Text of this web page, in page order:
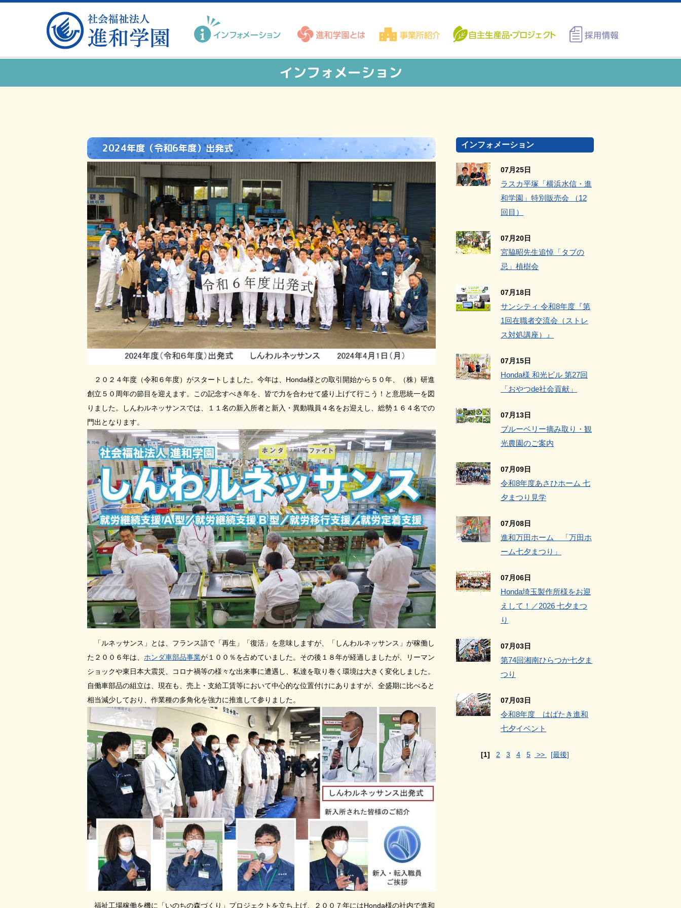
インフォメーション
2024年度（令和6年度）出発式
２０２４年度（令和６年度）がスタートしました。今年は、Honda様との取引開始から５０年、（株）研進
創立５０周年の節目を迎えます。この記念すべき年を、皆で力を合わせて盛り上げて行こう！と意思統一を図
りました。しんわルネッサンスでは、１１名の新入所者と新入・異動職員４名をお迎えし、総勢１６４名での
門出となります。
「ルネッサンス」とは、フランス語で「再生」「復活」を意味しますが、「しんわルネッサンス」が稼働し
た２００６年は、 ホンダ車部品事業が１００％を占めていました。その後１８年が経過しましたが、リーマン
ショックや東日本大震災、コロナ禍等の様々な出来事に遭遇し、私達を取り巻く環境は大きく変化しました。
自働車部品の組立は、現在も、売上・支給工賃等において中心的な位置付けにありますが、全盛期に比べると
相当減少しており、作業種の多角化を強力に推進して参りました。
福祉工場稼働を機に「いのちの森づくり」プロジェクトを立ち上げ、２００７年にはHonda様の社内で進和
インフォメーション
07月25日
ラスカ平塚「横浜水信・進
和学園」特別販売会 （12
回目）
07月20日
宮脇昭先生追悼「タブの
忌」植樹会
07月18日
サンシティ 令和8年度『第
1回在職者交流会（ストレ
ス対処講座）』
07月15日
Honda様 和光ビル 第27回
「おやつde社会貢献」
07月13日
ブルーベリー摘み取り・観
光農園のご案内
07月09日
令和8年度あさひホーム 七
夕まつり見学
07月08日
進和万田ホーム 「万田ホ
ーム七夕まつり」
07月06日
Honda埼玉製作所様をお迎
えして！／2026 七夕まつ
り
07月03日
第74回湘南ひらつか七夕ま
つり
07月03日
令和8年度 はばたき進和
七夕イベント
[1] 2 3 4 5 >> [最後]